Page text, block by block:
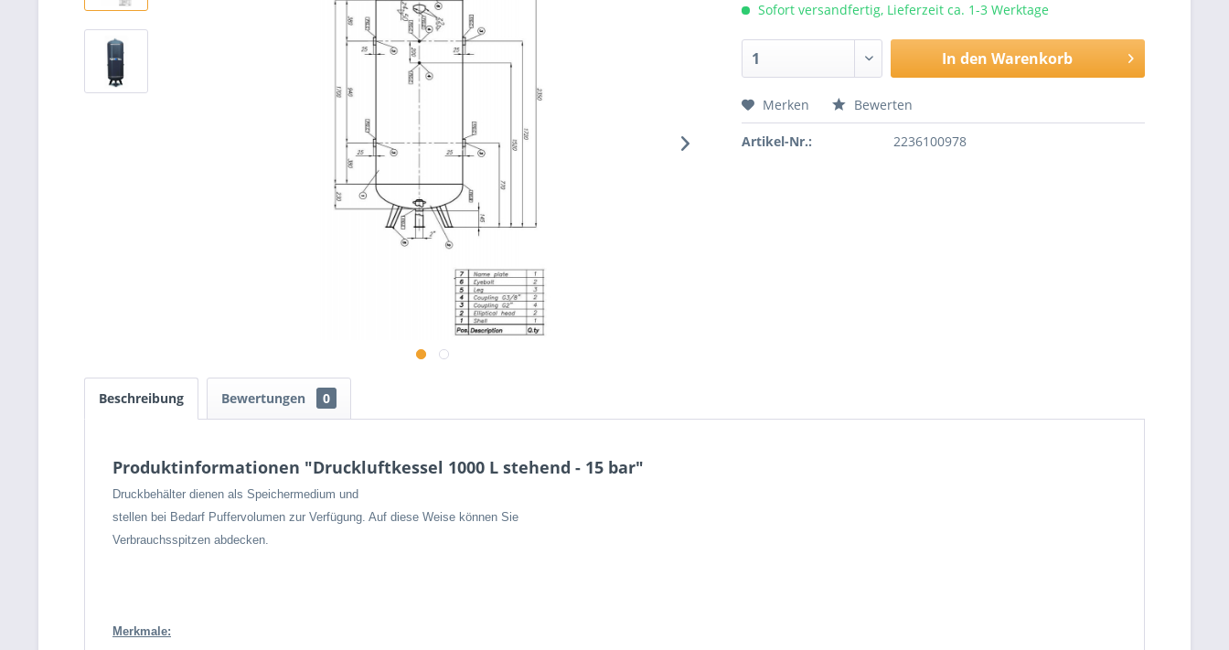
Sofort versandfertig, Lieferzeit ca. 1-3 Werktage
In den Warenkorb
Merken Bewerten
Artikel-Nr.: 2236100978
Beschreibung Bewertungen 0
Produktinformationen "Druckluftkessel 1000 L stehend - 15 bar"
Druckbehälter dienen als Speichermedium und
stellen bei Bedarf Puffervolumen zur Verfügung. Auf diese Weise können Sie
Verbrauchsspitzen abdecken.
Merkmale: